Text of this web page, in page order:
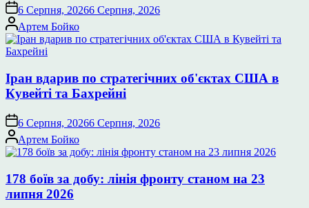
6 Серпня, 20266 Серпня, 2026
Опубліковано
Артем Бойко
Іран вдарив по стратегічних об'єктах США в
Кувейті та Бахрейні
6 Серпня, 20266 Серпня, 2026
Опубліковано
Артем Бойко
178 боїв за добу: лінія фронту станом на 23
липня 2026